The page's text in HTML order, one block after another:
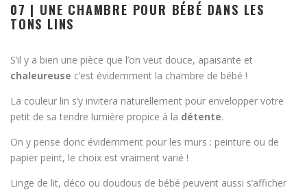
07 | UNE CHAMBRE POUR BÉBÉ DANS LES
TONS LINS
S’il y a bien une pièce que l’on veut douce, apaisante et
chaleureuse c’est évidemment la chambre de bébé !
La couleur lin s’y invitera naturellement pour envelopper votre
petit de sa tendre lumière propice à la détente.
On y pense donc évidemment pour les murs : peinture ou de
papier peint, le choix est vraiment varié !
Linge de lit, déco ou doudous de bébé peuvent aussi s’afficher